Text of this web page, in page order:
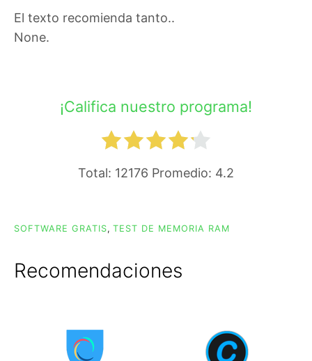
El texto recomienda tanto..
None.
¡Califica nuestro programa!
Total: 12176 Promedio: 4.2
SOFTWARE GRATIS, TEST DE MEMORIA RAM
Recomendaciones